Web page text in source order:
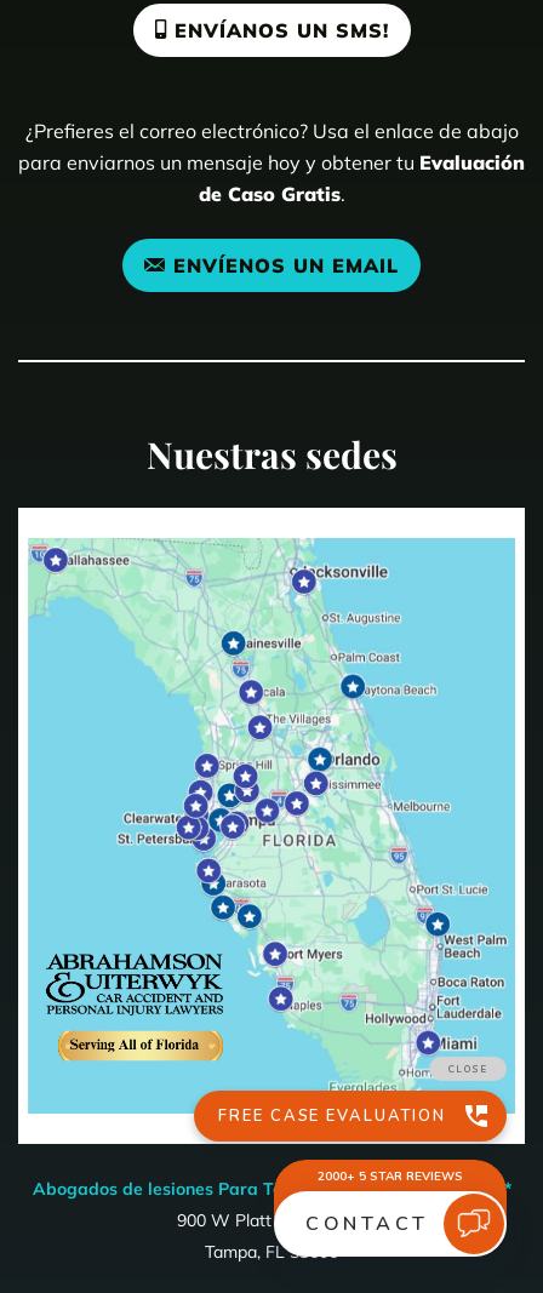
ENVÍANOS UN SMS!
¿Prefieres el correo electrónico? Usa el enlace de abajo
para enviarnos un mensaje hoy y obtener tu Evaluación
de Caso Gratis.
ENVÍENOS UN EMAIL
Nuestras sedes
Abogados de lesiones Para Tampa (Oficina en el Centro) *
900 W Platt St STE 100,
Tampa, FL 33606